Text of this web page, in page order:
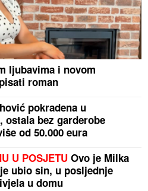
ljubavima i novom
roman
pokradena u
ostala bez garderobe
od 50.000 eura
U POSJETU Ovo je Milka
ubio sin, u posljednje
u domu